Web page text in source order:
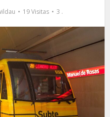
19 Visitas 3 .